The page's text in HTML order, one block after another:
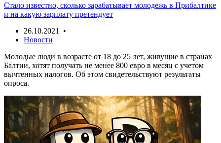
Стало известно, сколько зарабатывает молодежь в Прибалтике
и на какую зарплату претендует
26.10.2021 •
Новости
Молодые люди в возрасте от 18 до 25 лет, живущие в странах
Балтии, хотят получать не менее 800 евро в месяц с учетом
вычтенных налогов. Об этом свидетельствуют результаты
опроса.